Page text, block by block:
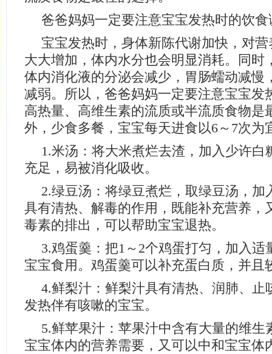
爸爸妈妈一定要注意宝宝发热时的饮食
宝宝发热时，身体新陈代谢加快，对
大大增加，体内水分也会明显消耗。同时
体内消化液的分泌会减少，胃肠蠕动减慢
减弱。所以，爸爸妈妈一定要注意宝宝发
高热量、高维生素的流质或半流质食物是
外，少食多餐，宝宝每天进食以6～7次为
1.米汤：将大米煮烂去渣，加入少许白
充足，易被消化吸收。
2.绿豆汤：将绿豆煮烂，取绿豆汤，加
具有清热、解毒的作用，既能补充营养，
毒素的排出，可以帮助宝宝退热。
3.鸡蛋羹：把1～2个鸡蛋打匀，加入适
宝宝食用。鸡蛋羹可以补充蛋白质，并且
4.鲜梨汁：鲜梨汁具有清热、润肺、止
发热伴有咳嗽的宝宝。
5.鲜苹果汁：苹果汁中含有大量的维生
宝宝体内的营养需要，又可以中和宝宝体